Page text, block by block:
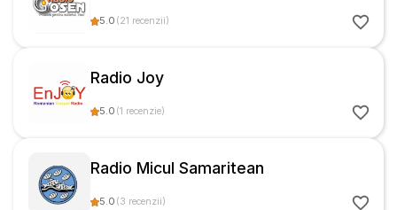
5.0 (21 recenzii)
Radio Joy
5.0 (1 recenzie)
Radio Micul Samaritean
5.0 (3 recenzii)